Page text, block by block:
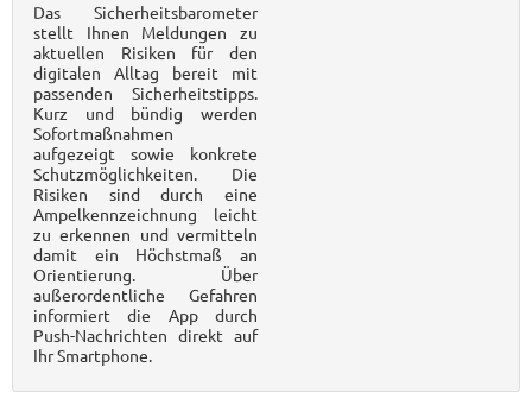
Das Sicherheitsbarometer
stellt Ihnen Meldungen zu
aktuellen Risiken für den
digitalen Alltag bereit mit
passenden Sicherheitstipps.
Kurz und bündig werden
Sofortmaßnahmen
aufgezeigt sowie konkrete
Schutzmöglichkeiten. Die
Risiken sind durch eine
Ampelkennzeichnung leicht
zu erkennen und vermitteln
damit ein Höchstmaß an
Orientierung. Über
außerordentliche Gefahren
informiert die App durch
Push-Nachrichten direkt auf
Ihr Smartphone.